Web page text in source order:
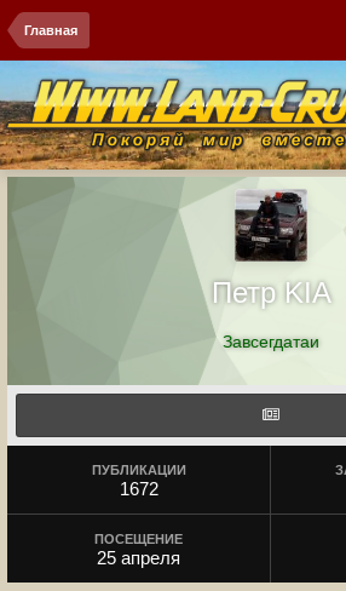
Главная
Петр KIA
Завсегдатаи
ПУБЛИКАЦИИ
1672
ПОСЕЩЕНИЕ
25 апреля